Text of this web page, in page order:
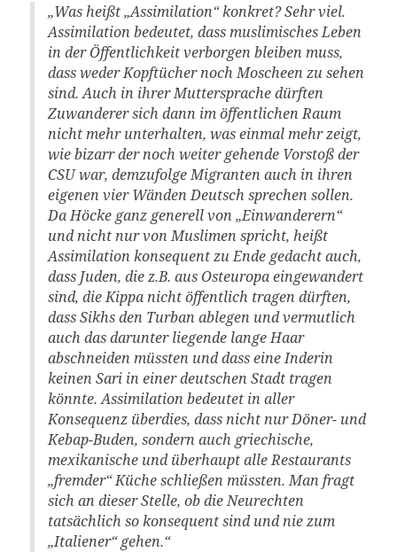
„Was heißt „Assimilation“ konkret? Sehr viel.
Assimilation bedeutet, dass muslimisches Leben
in der Öffentlichkeit verborgen bleiben muss,
dass weder Kopftücher noch Moscheen zu sehen
sind. Auch in ihrer Muttersprache dürften
Zuwanderer sich dann im öffentlichen Raum
nicht mehr unterhalten, was einmal mehr zeigt,
wie bizarr der noch weiter gehende Vorstoß der
CSU war, demzufolge Migranten auch in ihren
eigenen vier Wänden Deutsch sprechen sollen.
Da Höcke ganz generell von „Einwanderern“
und nicht nur von Muslimen spricht, heißt
Assimilation konsequent zu Ende gedacht auch,
dass Juden, die z.B. aus Osteuropa eingewandert
sind, die Kippa nicht öffentlich tragen dürften,
dass Sikhs den Turban ablegen und vermutlich
auch das darunter liegende lange Haar
abschneiden müssten und dass eine Inderin
keinen Sari in einer deutschen Stadt tragen
könnte. Assimilation bedeutet in aller
Konsequenz überdies, dass nicht nur Döner- und
Kebap-Buden, sondern auch griechische,
mexikanische und überhaupt alle Restaurants
„fremder“ Küche schließen müssten. Man fragt
sich an dieser Stelle, ob die Neurechten
tatsächlich so konsequent sind und nie zum
„Italiener“ gehen.“